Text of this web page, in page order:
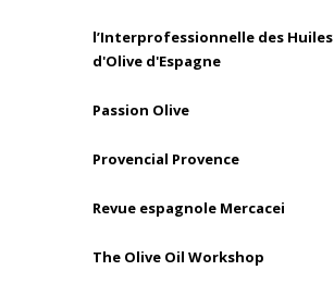
l’Interprofessionnelle des Huiles
d'Olive d'Espagne
Passion Olive
Provencial Provence
Revue espagnole Mercacei
The Olive Oil Workshop